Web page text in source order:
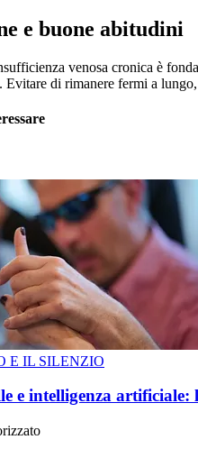
e buone abitudini
venosa cronica è
Evitare di rimanere fermi a
E IL SILENZIO
e intelligenza artificiale: